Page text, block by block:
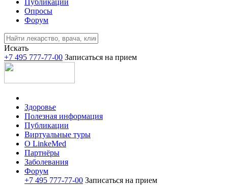
Публикации
Опросы
Форум
Искать
+7 495 777-77-00 Записаться на прием
Здоровье
Полезная информация
Публикации
Виртуальные туры
О LinkeMed
Партнёры
Заболевания
Форум
+7 495 777-77-00 Записаться на прием